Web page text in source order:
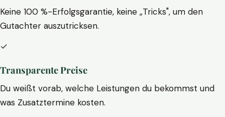
Keine 100 %-Erfolgsgarantie, keine „Tricks", um den
Gutachter auszutricksen.
✓
Transparente Preise
Du weißt vorab, welche Leistungen du bekommst und
was Zusatztermine kosten.